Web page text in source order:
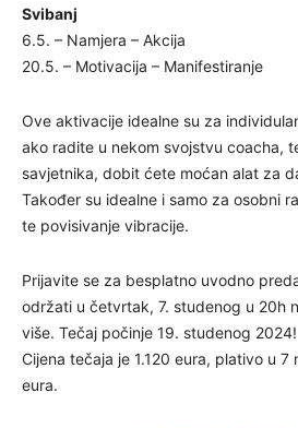
Svibanj
6.5. – Namjera – Akcija
20.5. – Motivacija – Manifestiranje
Ove aktivacije idealne su za
ako radite u nekom svojstvu coacha,
savjetnika, dobit ćete moćan alat za
Također su idealne i samo za osobni
te povisivanje vibracije.
Prijavite se za besplatno uvodno
održati u četvrtak, 7. studenog u 20h
više. Tečaj počinje 19. studenog 2024!
Cijena tečaja je 1.120 eura, plativo u 7
eura.